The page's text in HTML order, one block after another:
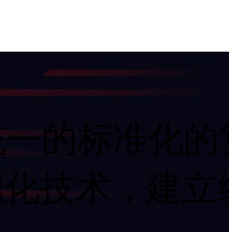
的标准化的
技术，建